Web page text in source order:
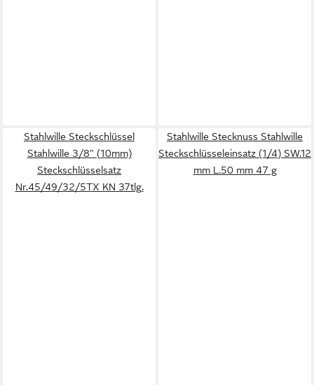
Stahlwille Steckschlüssel
Stahlwille 3/8" (10mm)
Steckschlüsselsatz
Nr.45/49/32/5TX KN 37tlg.
Stahlwille Stecknuss Stahlwille
Steckschlüsseleinsatz (1/4) SW.12
mm L.50 mm 47 g